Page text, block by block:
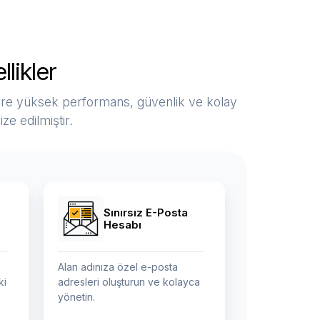
yüksek performans, güvenlik ve kolay
edilmiştir.
Sınırsız E-Posta
Hesabı
Alan adınıza özel e-posta
adresleri oluşturun ve kolayca
yönetin.